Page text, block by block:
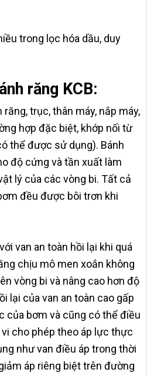
trong lọc hóa dầu, duy
răng KCB:
trục, thân máy, nắp máy,
hợp đặc biệt, khớp nối từ
thể được sử dụng). Bánh
độ cứng và tần xuất làm
lý của các vòng bi. Tất cả
đều được bôi trơn khi
van an toàn hồi lại khi quá
chịu mô men xoắn không
vòng bi và nâng cao hơn độ
lại của van an toàn cao gấp
của bơm và cũng có thể điều
cho phép theo áp lực thực
như van điều áp trong thời
áp riêng biệt trên đường